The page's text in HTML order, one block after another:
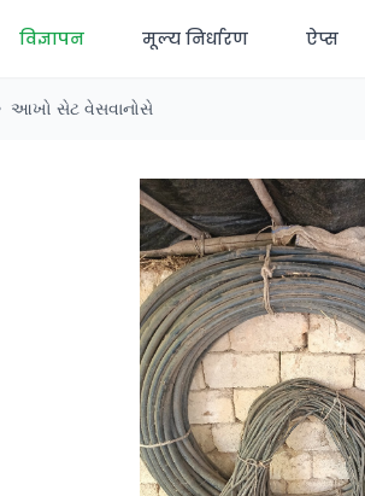
विज्ञापन मूल्य निर्धारण ऐप्स
આખો સેટ વેસવાનોસે